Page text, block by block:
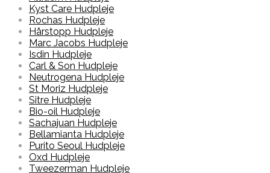
Kyst Care Hudpleje
Rochas Hudpleje
Hårstopp Hudpleje
Marc Jacobs Hudpleje
Isdin Hudpleje
Carl & Son Hudpleje
Neutrogena Hudpleje
St Moriz Hudpleje
Sitre Hudpleje
Bio-oil Hudpleje
Sachajuan Hudpleje
Bellamianta Hudpleje
Purito Seoul Hudpleje
Oxd Hudpleje
Tweezerman Hudpleje